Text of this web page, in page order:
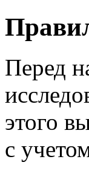
Перед
этого
с